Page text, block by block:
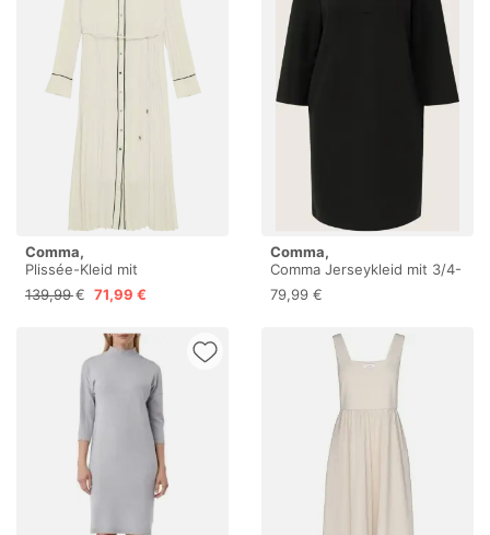
Comma,
Plissée-Kleid mit
Kontrastdetails
139,99 € 71,99 €
Comma,
Comma Jerseykleid mit 3/4-
Arm
79,99 €